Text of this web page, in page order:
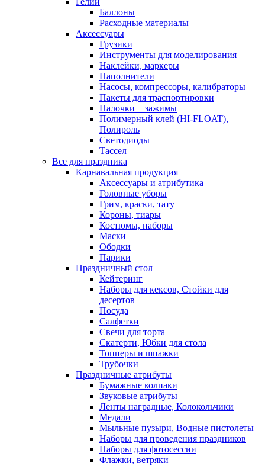
Баллоны
Расходные материалы
Аксессуары
Грузики
Инструменты для моделирования
Наклейки, маркеры
Наполнители
Насосы, компрессоры, калибраторы
Пакеты для траспортировки
Палочки + зажимы
Полимерный клей (HI-FLOAT),
Полироль
Светодиоды
Тассел
Все для праздника
Карнавальная продукция
Аксессуары и атрибутика
Головные уборы
Грим, краски, тату
Короны, тиары
Костюмы, наборы
Маски
Ободки
Парики
Праздничный стол
Кейтеринг
Наборы для кексов, Стойки для
десертов
Посуда
Салфетки
Свечи для торта
Скатерти, Юбки для стола
Топперы и шпажки
Трубочки
Праздничные атрибуты
Бумажные колпаки
Звуковые атрибуты
Ленты наградные, Колокольчики
Медали
Мыльные пузыри, Водные пистолеты
Наборы для проведения праздников
Наборы для фотосессии
Флажки, ветряки